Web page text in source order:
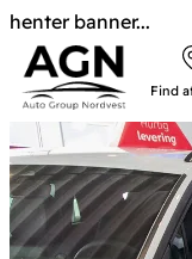
henter banner...
Find